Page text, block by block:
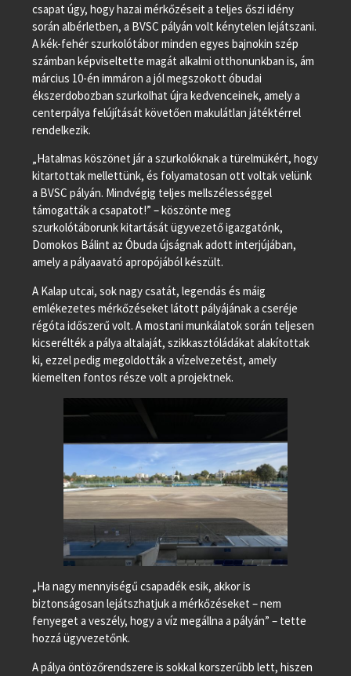
csapat úgy, hogy hazai mérkőzéseit a teljes őszi idény
során albérletben, a BVSC pályán volt kénytelen lejátszani.
A kék-fehér szurkolótábor minden egyes bajnokin szép
számban képviseltette magát alkalmi otthonunkban is, ám
március 10-én immáron a jól megszokott óbudai
ékszerdobozban szurkolhat újra kedvenceinek, amely a
centerpálya felújítását követően makulátlan játéktérrel
rendelkezik.
„Hatalmas köszönet jár a szurkolóknak a türelmükért, hogy
kitartottak mellettünk, és folyamatosan ott voltak velünk
a BVSC pályán. Mindvégig teljes mellszélességgel
támogatták a csapatot!” – köszönte meg
szurkolótáborunk kitartását ügyvezető igazgatónk,
Domokos Bálint az Óbuda újságnak adott interjújában,
amely a pályaavató apropójából készült.
A Kalap utcai, sok nagy csatát, legendás és máig
emlékezetes mérkőzéseket látott pályájának a cseréje
régóta időszerű volt. A mostani munkálatok során teljesen
kicserélték a pálya altalaját, szikkasztóládákat alakítottak
ki, ezzel pedig megoldották a vízelvezetést, amely
kiemelten fontos része volt a projektnek.
„Ha nagy mennyiségű csapadék esik, akkor is
biztonságosan lejátszhatjuk a mérkőzéseket – nem
fenyeget a veszély, hogy a víz megállna a pályán” – tette
hozzá ügyvezetőnk.
A pálya öntözőrendszere is sokkal korszerűbb lett, hiszen